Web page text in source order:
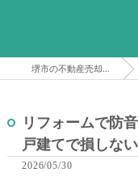
堺市の不動産売却はオペタホーム株式会社
リフォームで防
戸建てで損しな
2026/05/30